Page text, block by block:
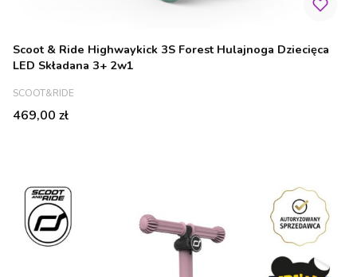
Scoot & Ride Highwaykick 3S Forest Hulajnoga Dziecięca
LED Składana 3+ 2w1
PRODUCENT
SCOOT&RIDE
Cena
469,00 zł